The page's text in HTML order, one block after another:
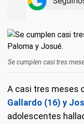
Se cumplen casi tres
A casi tres meses
Gallardo (16) y
adolescentes